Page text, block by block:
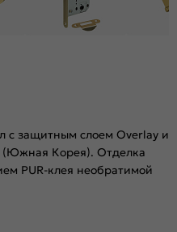
Нет
с защитным слоем Overlay и
(Южная Корея). Отделка
PUR-клея необратимой